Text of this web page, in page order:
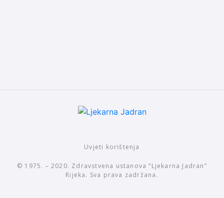
Uvjeti korištenja
© 1975. – 2020. Zdravstvena ustanova “Ljekarna Jadran”
Rijeka. Sva prava zadržana.